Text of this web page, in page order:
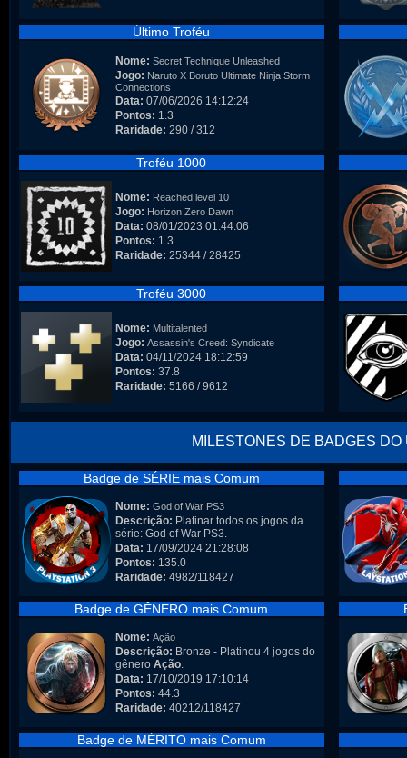
Último Troféu
Nome: Secret Technique Unleashed
Jogo: Naruto X Boruto Ultimate Ninja Storm
Connections
Data: 07/06/2026 14:12:24
Pontos: 1.3
Raridade: 290 / 312
Troféu 1000
Nome: Reached level 10
Jogo: Horizon Zero Dawn
Data: 08/01/2023 01:44:06
Pontos: 1.3
Raridade: 25344 / 28425
Troféu 3000
Nome: Multitalented
Jogo: Assassin's Creed: Syndicate
Data: 04/11/2024 18:12:59
Pontos: 37.8
Raridade: 5166 / 9612
MILESTONES DE BADGES DO
Badge de SÉRIE mais Comum
Nome: God of War PS3
Descrição: Platinar todos os jogos da
série: God of War PS3.
Data: 17/09/2024 21:28:08
Pontos: 135.0
Raridade: 4982/118427
Badge de GÊNERO mais Comum
Nome: Ação
Descrição: Bronze - Platinou 4 jogos do
gênero Ação.
Data: 17/10/2019 17:10:14
Pontos: 44.3
Raridade: 40212/118427
Badge de MÉRITO mais Comum